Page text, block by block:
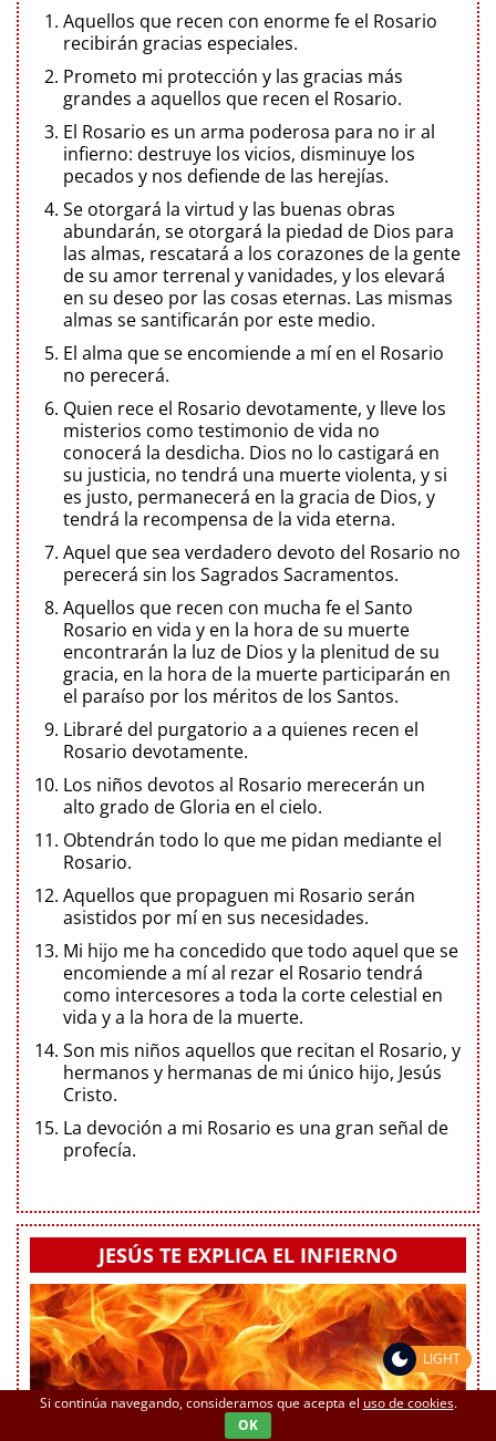
Aquellos que recen con enorme fe el Rosario
recibirán gracias especiales.
Prometo mi protección y las gracias más
grandes a aquellos que recen el Rosario.
El Rosario es un arma poderosa para no ir al
infierno: destruye los vicios, disminuye los
pecados y nos defiende de las herejías.
Se otorgará la virtud y las buenas obras
abundarán, se otorgará la piedad de Dios para
las almas, rescatará a los corazones de la gente
de su amor terrenal y vanidades, y los elevará
en su deseo por las cosas eternas. Las mismas
almas se santificarán por este medio.
El alma que se encomiende a mí en el Rosario
no perecerá.
Quien rece el Rosario devotamente, y lleve los
misterios como testimonio de vida no
conocerá la desdicha. Dios no lo castigará en
su justicia, no tendrá una muerte violenta, y si
es justo, permanecerá en la gracia de Dios, y
tendrá la recompensa de la vida eterna.
Aquel que sea verdadero devoto del Rosario no
perecerá sin los Sagrados Sacramentos.
Aquellos que recen con mucha fe el Santo
Rosario en vida y en la hora de su muerte
encontrarán la luz de Dios y la plenitud de su
gracia, en la hora de la muerte participarán en
el paraíso por los méritos de los Santos.
Libraré del purgatorio a a quienes recen el
Rosario devotamente.
Los niños devotos al Rosario merecerán un
alto grado de Gloria en el cielo.
Obtendrán todo lo que me pidan mediante el
Rosario.
Aquellos que propaguen mi Rosario serán
asistidos por mí en sus necesidades.
Mi hijo me ha concedido que todo aquel que se
encomiende a mí al rezar el Rosario tendrá
como intercesores a toda la corte celestial en
vida y a la hora de la muerte.
Son mis niños aquellos que recitan el Rosario, y
hermanos y hermanas de mi único hijo, Jesús
Cristo.
La devoción a mi Rosario es una gran señal de
profecía.
JESÚS TE EXPLICA EL INFIERNO
Si continúa navegando, consideramos que acepta el uso de cookies.
OK
LIGHT